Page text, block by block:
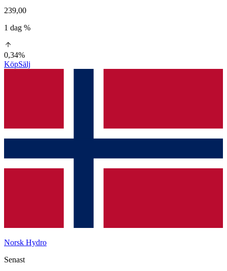
239,00
1 dag %
0,34%
KöpSälj
Norsk Hydro
Senast